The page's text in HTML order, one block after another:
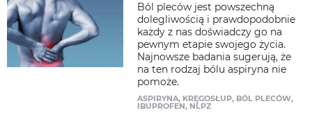
Ból pleców jest powszechną
dolegliwością i prawdopodobnie
każdy z nas doświadczy go na
pewnym etapie swojego życia.
Najnowsze badania sugerują, że
na ten rodzaj bólu aspiryna nie
pomoże.
ASPIRYNA, KRĘGOSŁUP, BÓL PLECÓW,
IBUPROFEN, NLPZ